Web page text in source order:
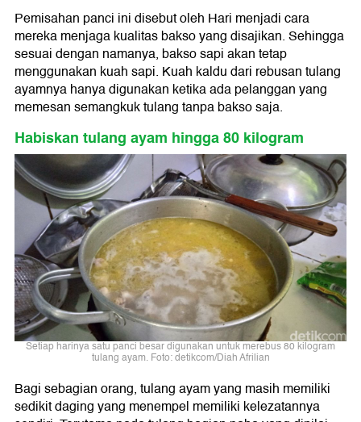
Pemisahan panci ini disebut oleh Hari menjadi cara
mereka menjaga kualitas bakso yang disajikan. Sehingga
sesuai dengan namanya, bakso sapi akan tetap
menggunakan kuah sapi. Kuah kaldu dari rebusan tulang
ayamnya hanya digunakan ketika ada pelanggan yang
memesan semangkuk tulang tanpa bakso saja.
Habiskan tulang ayam hingga 80 kilogram
Setiap harinya satu panci besar digunakan untuk merebus 80 kilogram
tulang ayam. Foto: detikcom/Diah Afrilian
Bagi sebagian orang, tulang ayam yang masih memiliki
sedikit daging yang menempel memiliki kelezatannya